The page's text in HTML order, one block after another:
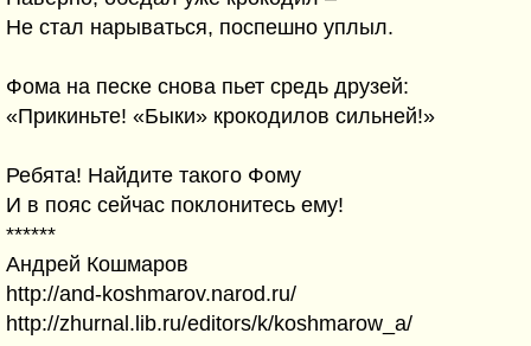
Не стал нарываться, поспешно уплыл.
Фома на песке снова пьет средь друзей:
«Прикиньте! «Быки» крокодилов сильней!»
Ребята! Найдите такого Фому
И в пояс сейчас поклонитесь ему!
******
Андрей Кошмаров
http://and-koshmarov.narod.ru/
http://zhurnal.lib.ru/editors/k/koshmarow_a/